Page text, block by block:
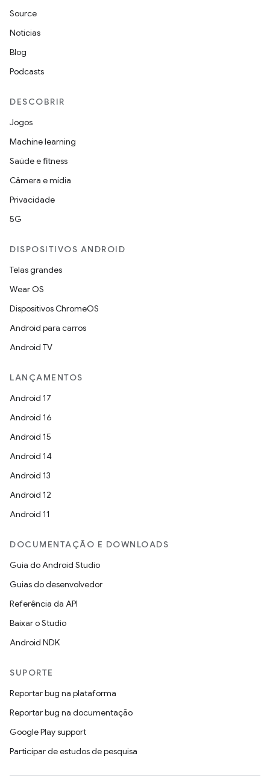
Source
Notícias
Blog
Podcasts
DESCOBRIR
Jogos
Machine learning
Saúde e fitness
Câmera e mídia
Privacidade
5G
DISPOSITIVOS ANDROID
Telas grandes
Wear OS
Dispositivos ChromeOS
Android para carros
Android TV
LANÇAMENTOS
Android 17
Android 16
Android 15
Android 14
Android 13
Android 12
Android 11
DOCUMENTAÇÃO E DOWNLOADS
Guia do Android Studio
Guias do desenvolvedor
Referência da API
Baixar o Studio
Android NDK
SUPORTE
Reportar bug na plataforma
Reportar bug na documentação
Google Play support
Participar de estudos de pesquisa